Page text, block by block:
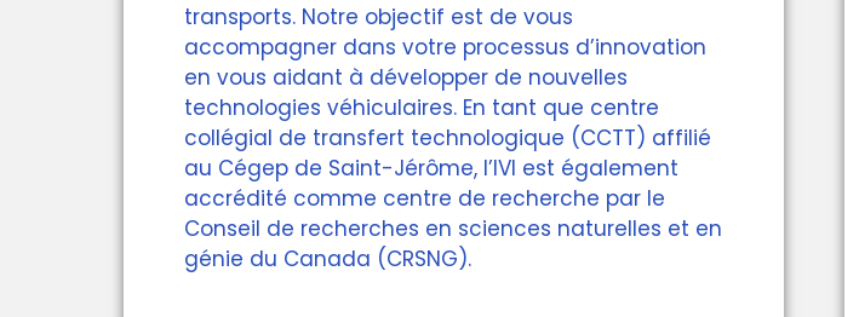
transports. Notre objectif est de vous
accompagner dans votre processus d’innovation
en vous aidant à développer de nouvelles
technologies véhiculaires. En tant que centre
collégial de transfert technologique (CCTT) affilié
au Cégep de Saint-Jérôme, l’IVI est également
accrédité comme centre de recherche par le
Conseil de recherches en sciences naturelles et en
génie du Canada (CRSNG).